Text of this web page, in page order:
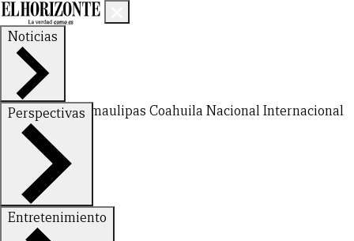
Noticias
Nuevo LeónTamaulipas Coahuila NacionalInternacional
Perspectivas
FinanzasOpinión
Entretenimiento